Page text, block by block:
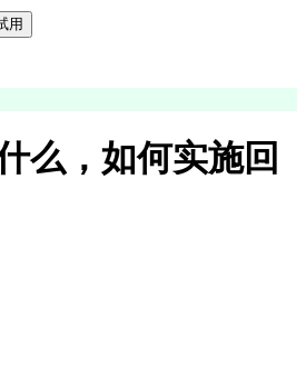
用
么，如何实施回